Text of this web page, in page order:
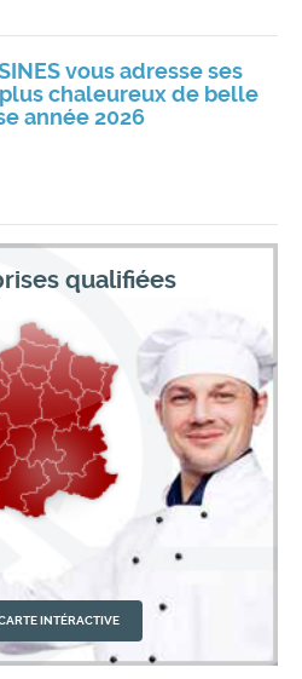
vous adresse ses
chaleureux de belle
année 2026
qualifiées
INTÉRACTIVE